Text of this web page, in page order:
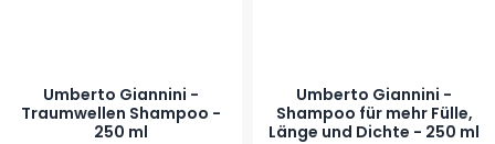
Umberto Giannini -
Traumwellen Shampoo -
250 ml
Umberto Giannini -
Shampoo für mehr Fülle,
Länge und Dichte - 250 ml